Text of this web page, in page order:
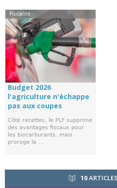
Fiscalité
Budget 2026
l'agriculture n'échappe
pas aux coupes
Côté recettes, le PLF supprime
des avantages fiscaux pour
les biocarburants, mais
proroge la ...
10